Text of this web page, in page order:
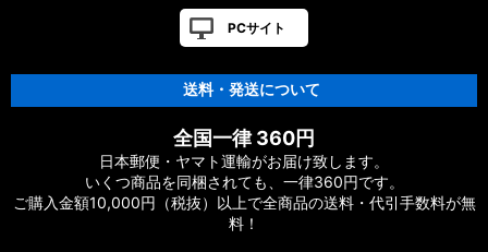
PCサイト
送料・発送について
全国一律 360円
日本郵便・ヤマト運輸がお届け致します。
いくつ商品を同梱されても、一律360円です。
ご購入金額10,000円（税抜）以上で全商品の送料・代引手数料が無
料！